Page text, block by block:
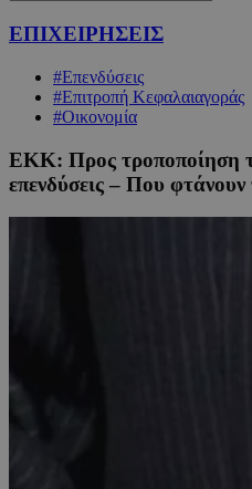
ΕΠΙΧΕΙΡΗΣΕΙΣ
#Επενδύσεις
#Επιτροπή Κεφαλαιαγοράς
#Οικονομία
ΕΚΚ: Προς τροποποίηση
επενδύσεις – Που